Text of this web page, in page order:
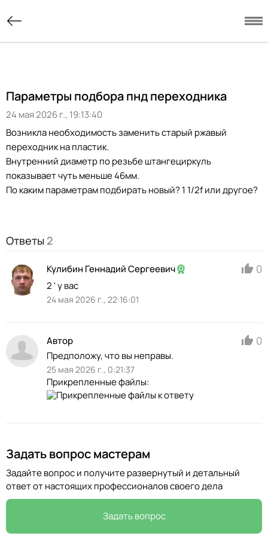
Параметры подбора пнд переходника
24 мая 2026 г., 19:13:40
Возникла необходимость заменить старый ржавый
переходник на пластик.
Внутренний диаметр по резьбе штангециркуль
показывает чуть меньше 46мм.
По каким параметрам подбирать новый? 1 1/2f или другое?
Ответы 2
Кулибин Геннадий Сергеевич
2 ' у вас
24 мая 2026 г., 22:16:01
0
Автор
Предположу, что вы неправы.
25 мая 2026 г., 0:21:37
Прикрепленные файлы:
0
Задать вопрос мастерам
Задайте вопрос и получите развернутый и детальный
ответ от настоящих профессионалов своего дела
Задать вопрос